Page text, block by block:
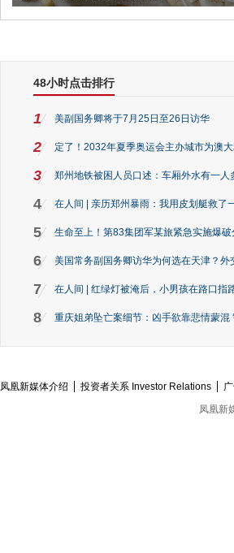
48小时点击排行
1 美副国务卿将于7月25日至26日访华
2 定了！2032年夏季奥运会主办城市为澳
3 郑州地铁被困人员口述：车厢外水有一人
4 在人间 | 亲历郑州暴雨：我用皮划艇救了
5 生命至上！第83集团军某旅紧急实施爆破
6 美国常务副国务卿访华为何选在天津？外
7 在人间 | 红绿灯被淹后，小男孩在路口指
8 重庆姐弟坠亡案细节：凶手欲靠悲情蒙混
凤凰新媒体介绍 投资者关系 Investor Relations
凤凰新